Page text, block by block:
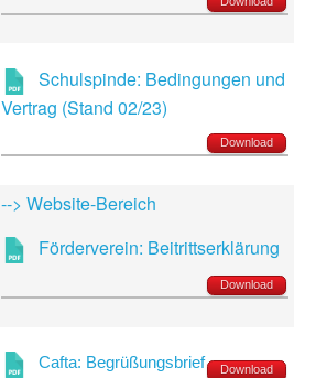
Schulspinde: Bedingungen und
Vertrag (Stand 02/23)
Download
--> Website-Bereich
Förderverein: Beitrittserklärung
Download
Cafta: Begrüßungsbrief Download